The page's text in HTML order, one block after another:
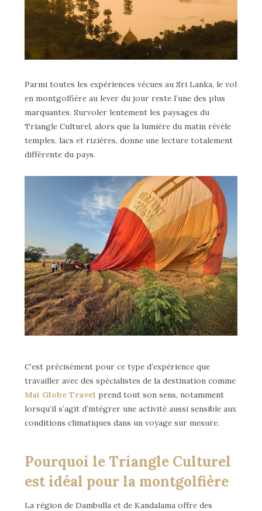
Parmi toutes les expériences vécues au Sri Lanka, le vol
en montgolfière au lever du jour reste l’une des plus
marquantes. Survoler lentement les paysages du
Triangle Culturel, alors que la lumière du matin révèle
temples, lacs et rizières, donne une lecture totalement
différente du pays.
C’est précisément pour ce type d’expérience que
travailler avec des spécialistes de la destination comme
Mai Globe Travel prend tout son sens, notamment
lorsqu’il s’agit d’intégrer une activité aussi sensible aux
conditions climatiques dans un voyage sur mesure.
Pourquoi le Triangle Culturel
est idéal pour la montgolfière
La région de Dambulla et de Kandalama offre des